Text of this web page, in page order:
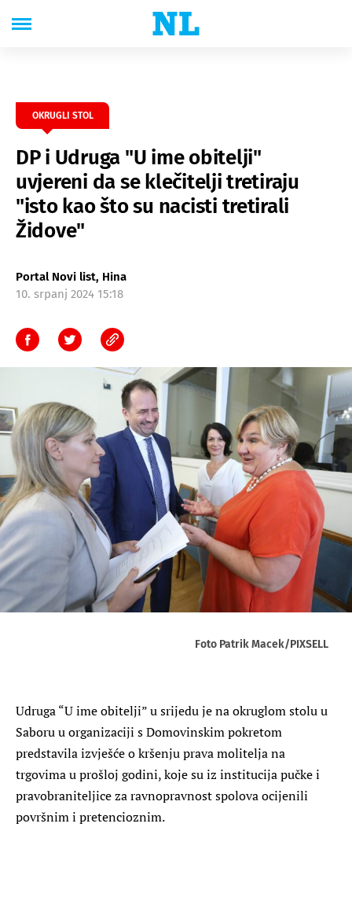
OKRUGLI STOL
DP i Udruga "U ime obitelji"
uvjereni da se klečitelji tretiraju
"isto kao što su nacisti tretirali
Židove"
Portal Novi list, Hina
10. srpanj 2024 15:18
Foto Patrik Macek/PIXSELL
Udruga “U ime obitelji” u srijedu je na okruglom stolu u
Saboru u organizaciji s Domovinskim pokretom
predstavila izvješće o kršenju prava molitelja na
trgovima u prošloj godini, koje su iz institucija pučke i
pravobraniteljice za ravnopravnost spolova ocijenili
površnim i pretencioznim.